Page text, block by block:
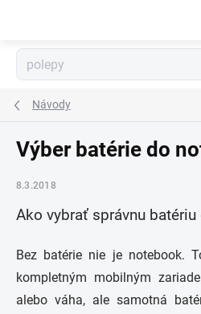
Návody
Výber batérie do
8.3.2018
Ako vybrať správnu
Bez batérie nie je notebook.
kompletným mobilným
alebo váha, ale samotná
AI asistent · online